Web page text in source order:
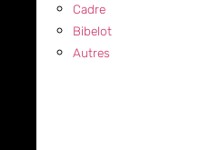
Cadre
Bibelot
Autres